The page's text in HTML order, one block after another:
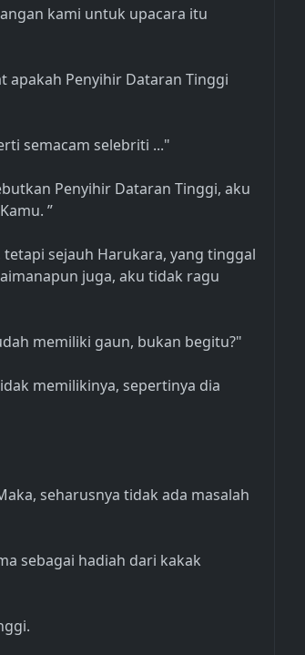
kami untuk upacara itu
apakah Penyihir Dataran Tinggi
semacam selebriti ..."
Penyihir Dataran Tinggi, aku
”
sejauh Harukara, yang tinggal
juga, aku tidak ragu
memiliki gaun, bukan begitu?"
memilikinya, sepertinya dia
seharusnya tidak ada masalah
sebagai hadiah dari kakak